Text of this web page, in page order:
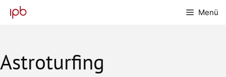
Inhalt
Menü
Astroturfing